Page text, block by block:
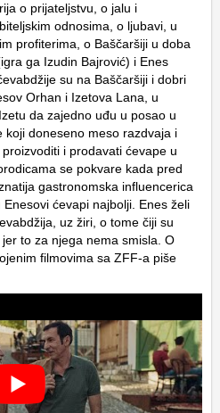
o prijateljstvu, o jalu i
odnosima, o ljubavi, u
profiterima, o Baščaršiji u doba
ga Izudin Bajrović) i Enes
su na Baščaršiji i dobri
Orhan i Izetova Lana, u
da zajedno uđu u posao u
koji doneseno meso razdvaja i
i prodavati ćevape u
se pokvare kada pred
gastronomska influencerica
ćevapi najbolji. Enes želi
uz žiri, o tome čiji su
to za njega nema smisla. O
filmovima sa ZFF-a piše